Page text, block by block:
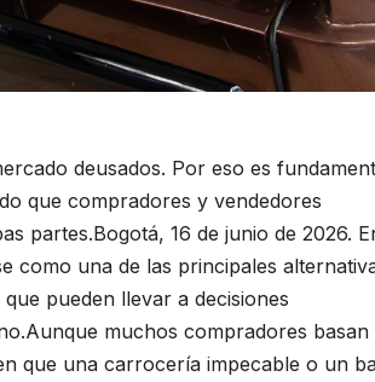
deusados. Por eso es
que compradores y vendedores
partes.Bogotá, 16 de junio de 2026.
como una de las principales
pueden llevar a decisiones
muchos compradores basan
que una carrocería impecable o un